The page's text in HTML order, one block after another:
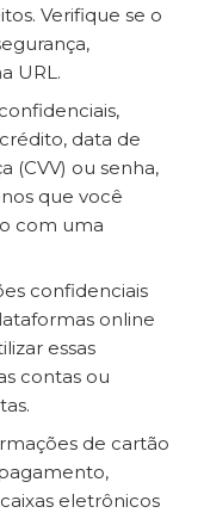
Verifique se o
URL.
data de
(CVV) ou senha,
que você
com uma
confidenciais
online
essas
contas ou
de cartão
eletrônicos